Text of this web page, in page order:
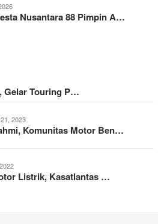
Nusantara 88 Pimpin A…
Gelar Touring P…
2023
Komunitas Motor Ben…
Listrik, Kasatlantas …